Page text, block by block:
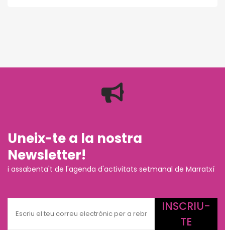
Uneix-te a la nostra
Newsletter!
i assabenta't de l'agenda d'activitats setmanal de Marratxí
INSCRIU-
TE